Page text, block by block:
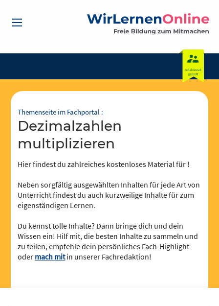
Themenseite im Fachportal :
Dezimalzahlen
multiplizieren
Hier findest du zahlreiches kostenloses Material für !
Neben sorgfältig ausgewählten Inhalten für jede Art von
Unterricht findest du auch kurzweilige Inhalte für zum
eigenständigen Lernen.
Du kennst tolle Inhalte? Dann bringe dich und dein
Wissen ein! Hilf mit, die besten Inhalte zu sammeln und
zu teilen, empfehle dein persönliches Fach-Highlight
oder mach mitin unserer Fachredaktion!